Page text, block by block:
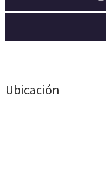
Ubicación